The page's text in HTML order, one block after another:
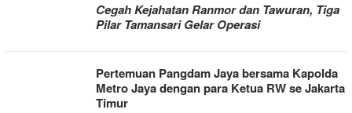
Cegah Kejahatan Ranmor dan Tawuran, Tiga
Pilar Tamansari Gelar Operasi
Pertemuan Pangdam Jaya bersama Kapolda
Metro Jaya dengan para Ketua RW se Jakarta
Timur